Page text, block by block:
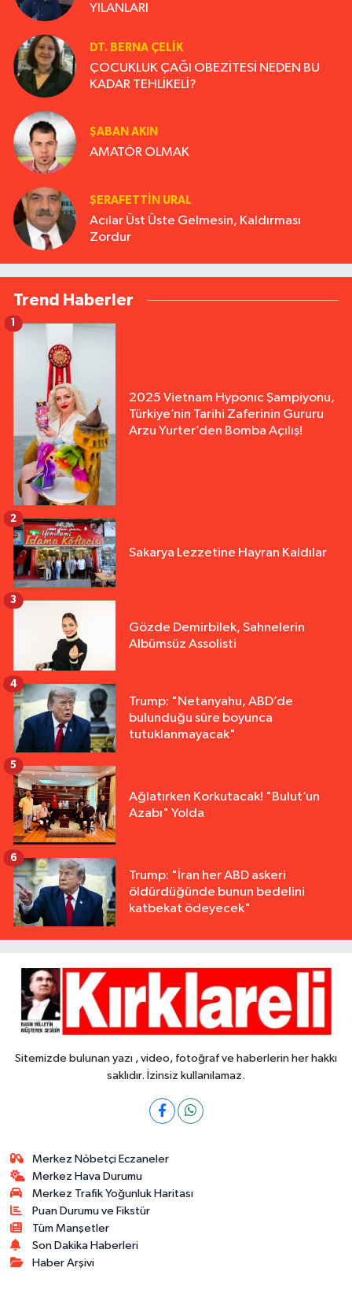
YILANLARI
DT. BERNA ÇELIK
ÇOCUKLUK ÇAĞI OBEZİTESİ NEDEN BU
KADAR TEHLİKELİ?
ŞABAN AKIN
AMATÖR OLMAK
ŞERAFETTIN URAL
Acılar Üst Üste Gelmesin, Kaldırması
Zordur
Trend Haberler
2025 Vietnam Hyponıc Şampiyonu,
Türkiye’nin Tarihi Zaferinin Gururu
Arzu Yurter’den Bomba Açılış!
1
Sakarya Lezzetine Hayran Kaldılar
2
Gözde Demirbilek, Sahnelerin
Albümsüz Assolisti
3
Trump: "Netanyahu, ABD’de
bulunduğu süre boyunca
tutuklanmayacak"
4
Ağlatırken Korkutacak! "Bulut’un
Azabı" Yolda
5
Trump: "İran her ABD askeri
öldürdüğünde bunun bedelini
katbekat ödeyecek"
6
Sitemizde bulunan yazı , video, fotoğraf ve haberlerin her hakkı
saklıdır. İzinsiz kullanılamaz.
Merkez Nöbetçi Eczaneler
Merkez Hava Durumu
Merkez Trafik Yoğunluk Haritası
Puan Durumu ve Fikstür
Tüm Manşetler
Son Dakika Haberleri
Haber Arşivi